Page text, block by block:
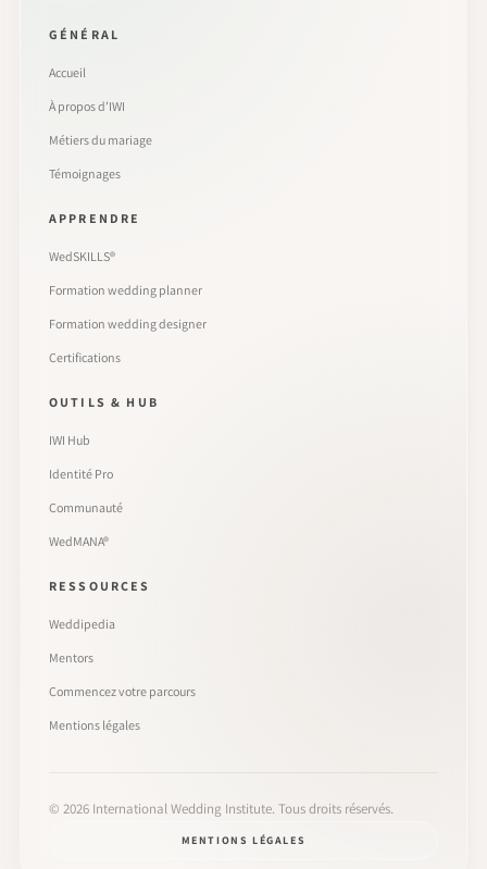
GÉNÉRAL
Accueil
À propos d’IWI
Métiers du mariage
Témoignages
APPRENDRE
WedSKILLS®
Formation wedding planner
Formation wedding designer
Certifications
OUTILS & HUB
IWI Hub
Identité Pro
Communauté
WedMANA®
RESSOURCES
Weddipedia
Mentors
Commencez votre parcours
Mentions légales
© 2026 International Wedding Institute. Tous droits réservés.
MENTIONS LÉGALES